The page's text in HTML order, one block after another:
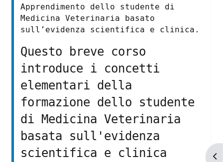
Apprendimento dello studente di
Medicina Veterinaria basato
sull’evidenza scientifica e clinica.
Questo breve corso
introduce i concetti
elementari della
formazione dello studente
di Medicina Veterinaria
basata sull'evidenza
scientifica e clinica